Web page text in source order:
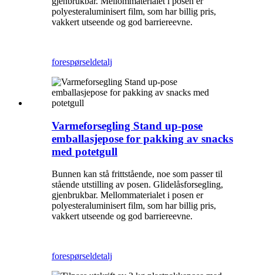
polyesteraluminisert film, som har billig pris,
vakkert utseende og god barriereevne.
forespørseldetalj
Varmeforsegling Stand up-pose
emballasjepose for pakking av snacks
med potetgull
Bunnen kan stå frittstående, noe som passer til
stående utstilling av posen. Glidelåsforsegling,
gjenbrukbar. Mellommaterialet i posen er
polyesteraluminisert film, som har billig pris,
vakkert utseende og god barriereevne.
forespørseldetalj